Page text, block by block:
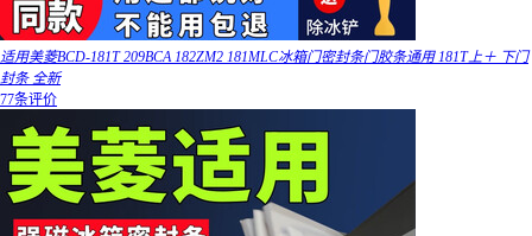
适用美菱BCD-181T 209BCA 182ZM2 181MLC冰箱门密封条门胶条通用 181T上＋ 下门
封条 全新
77条评价